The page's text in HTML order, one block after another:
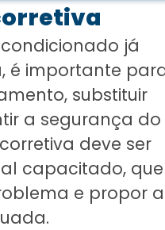
já
é importante
substituir
a segurança do
deve ser
capacitado, que
e propor a